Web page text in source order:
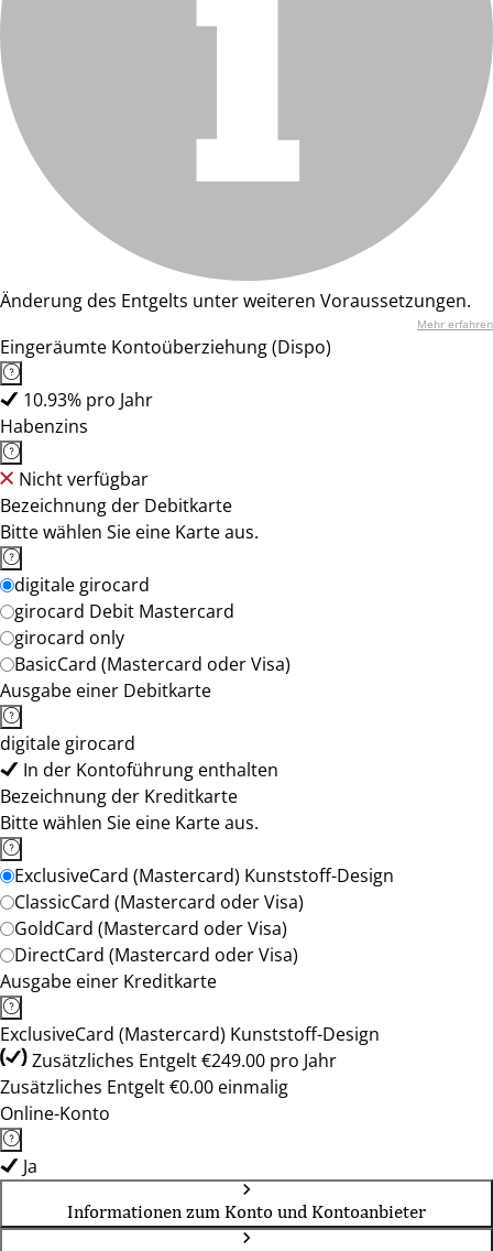
Änderung des Entgelts unter weiteren Voraussetzungen.
Mehr erfahren
Eingeräumte Kontoüberziehung (Dispo)
10.93% pro Jahr
Habenzins
Nicht verfügbar
Bezeichnung der Debitkarte
Bitte wählen Sie eine Karte aus.
digitale girocard
girocard Debit Mastercard
girocard only
BasicCard (Mastercard oder Visa)
Ausgabe einer Debitkarte
digitale girocard
In der Kontoführung enthalten
Bezeichnung der Kreditkarte
Bitte wählen Sie eine Karte aus.
ExclusiveCard (Mastercard) Kunststoff-Design
ClassicCard (Mastercard oder Visa)
GoldCard (Mastercard oder Visa)
DirectCard (Mastercard oder Visa)
Ausgabe einer Kreditkarte
ExclusiveCard (Mastercard) Kunststoff-Design
Zusätzliches Entgelt €249.00 pro Jahr
Zusätzliches Entgelt €0.00 einmalig
Online-Konto
Ja
Informationen zum Konto und Kontoanbieter